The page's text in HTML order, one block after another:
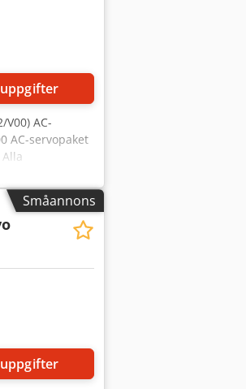
V00) AC-
AC-servopaket
Småannons